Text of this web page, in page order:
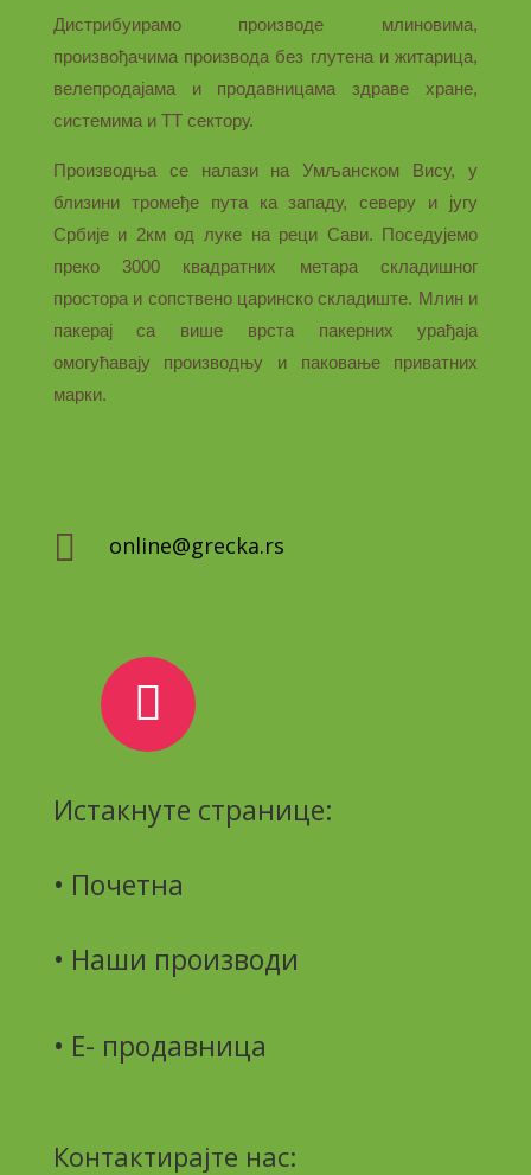
Дистрибуирамо производе млиновима,
произвођачима производа без глутена и житарица,
велепродајама и продавницама здраве хране,
системима и ТТ сектору.
Производња се налази на Умљанском Вису, у
близини тромеђе пута ка западу, северу и југу
Србије и 2км од луке на реци Сави. Поседујемо
преко 3000 квадратних метара складишног
простора и сопствено царинско складиште. Млин и
пакерај са више врста пакерних урађаја
омогућавају производњу и паковање приватних
марки.
 online@grecka.rs
Истакнуте странице:
• Почетна
• Наши производи
• Е- продавница
Контактирајте нас: